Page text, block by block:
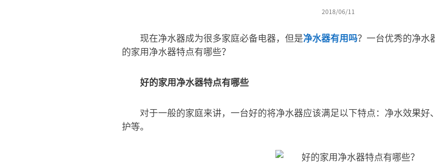
2018/06/11
现在净水器成为很多家庭必备电器，但是净水器有用吗？一台优秀的净水
的家用净水器特点有哪些？
好的家用净水器特点有哪些
对于一般的家庭来讲，一台好的将净水器应该满足以下特点：净水效果
护等。